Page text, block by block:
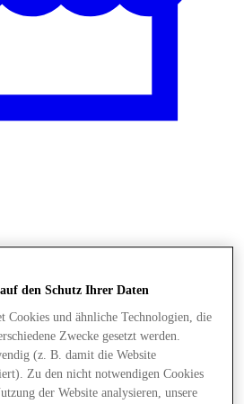
den Schutz Ihrer Daten
Cookies und ähnliche Technologien, die
Zwecke gesetzt werden.
(z. B. damit die Website
Zu den nicht notwendigen Cookies
der Website analysieren, unsere